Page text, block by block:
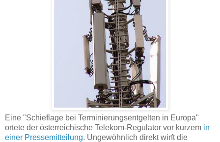
Eine "Schieflage bei Terminierungsentgelten in Europa"
ortete der österreichische Telekom-Regulator vor kurzem in
einer Pressemitteilung. Ungewöhnlich direkt wirft die